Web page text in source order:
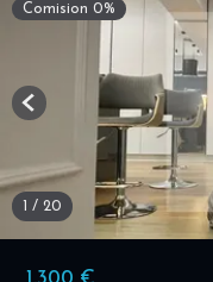
Comision 0%
1 / 20
Previous